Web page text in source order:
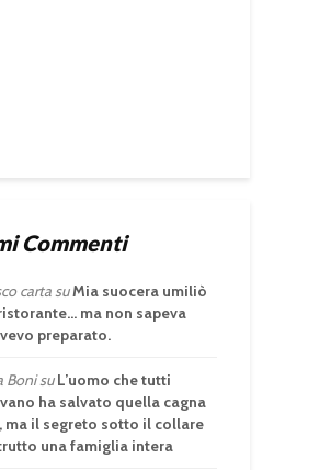
Commenti
cartasuMia suocera umiliò
ma non sapeva
preparato.
BonisuL’uomo che tutti
ha salvato quella cagna
ma il segreto sotto il collare
una famiglia intera